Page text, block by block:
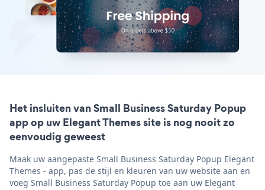
Het insluiten van Small Business Saturday Popup
app op uw Elegant Themes site is nog nooit zo
eenvoudig geweest
Maak uw aangepaste Small Business Saturday Popup Elegant
Themes - app, pas de stijl en kleuren van uw website aan en
voeg Small Business Saturday Popup toe aan uw Elegant